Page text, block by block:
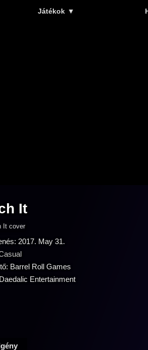
Játékok ▼
It
2017. May 31.
Barrel Roll Games
Entertainment